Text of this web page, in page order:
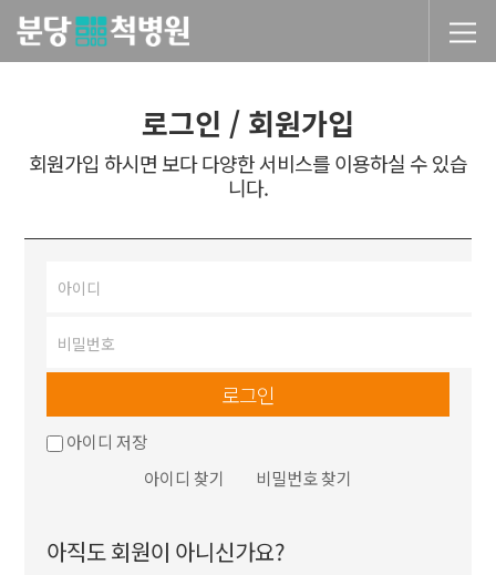
당척병원
로그인 / 회원가입
회원가입 하시면 보다 다양한 서비스를 이용하실 수 있습
니다.
로그인
아이디 저장
아이디 찾기
비밀번호 찾기
아직도 회원이 아니신가요?